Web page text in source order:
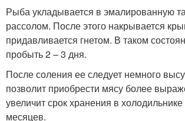
Рыба укладывается в эмалированную
рассолом. После этого накрывается
придавливается гнетом. В таком
пробыть 2 – 3 дня.
После соления ее следует немного
позволит приобрести мясу более
увеличит срок хранения в
месяцев.